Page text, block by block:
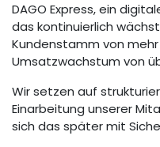
DAGO Express, ein
das kontinuierlich
Kundenstamm von mehr
Umsatzwachstum von
Wir setzen auf
Einarbeitung unserer
sich das später mit